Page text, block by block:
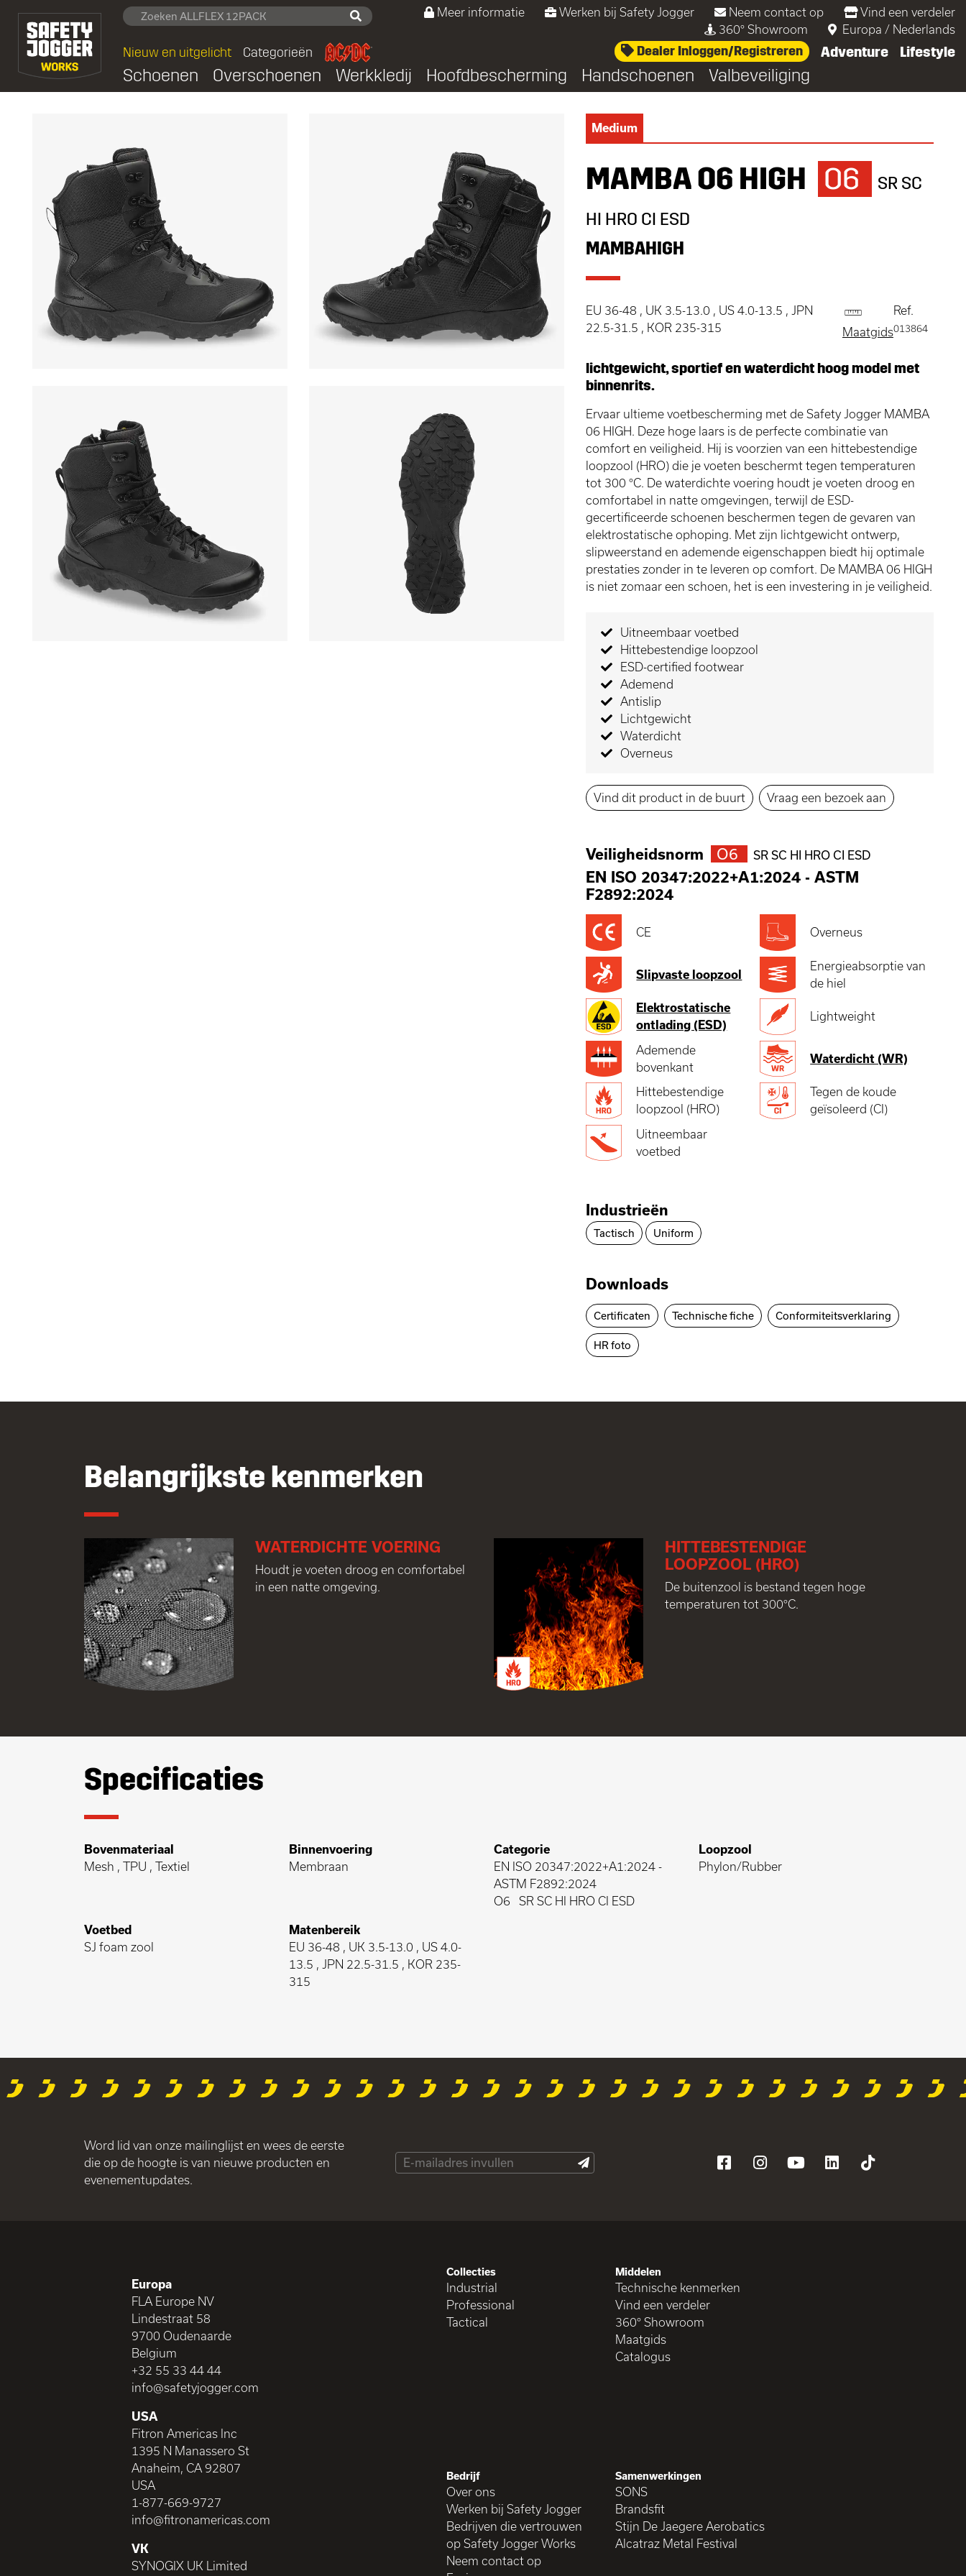
Meer informatie Werken bij Safety Jogger Neem contact op
Vind een verdeler
360° Showroom
Europa / Nederlands
Nieuw en uitgelicht Categorieën Dealer Inloggen/Registreren Adventure Lifestyle
Schoenen Overschoenen Werkkledij Hoofdbescherming Handschoenen Valbeveiliging
Medium
MAMBA O6 HIGH O6
SR SC
HI HRO CI ESD
MAMBAHIGH
EU 36-48 , UK 3.5-13.0 , US 4.0-13.5 , JPN
22.5-31.5 , KOR 235-315
Maatgids
Ref.
013864
lichtgewicht, sportief en waterdicht hoog model met
binnenrits.
Ervaar ultieme voetbescherming met de Safety Jogger MAMBA
06 HIGH. Deze hoge laars is de perfecte combinatie van
comfort en veiligheid. Hij is voorzien van een hittebestendige
loopzool (HRO) die je voeten beschermt tegen temperaturen
tot 300 °C. De waterdichte voering houdt je voeten droog en
comfortabel in natte omgevingen, terwijl de ESD-
gecertificeerde schoenen beschermen tegen de gevaren van
elektrostatische ophoping. Met zijn lichtgewicht ontwerp,
slipweerstand en ademende eigenschappen biedt hij optimale
prestaties zonder in te leveren op comfort. De MAMBA 06 HIGH
is niet zomaar een schoen, het is een investering in je veiligheid.
Uitneembaar voetbed
Hittebestendige loopzool
ESD-certified footwear
Ademend
Antislip
Lichtgewicht
Waterdicht
Overneus
Vind dit product in de buurt Vraag een bezoek aan
Veiligheidsnorm O6 SR SC HI HRO CI ESD
EN ISO 20347:2022+A1:2024 -ASTM
F2892:2024
CE Overneus
Slipvaste loopzool
Energieabsorptie van
de hiel
Elektrostatische
ontlading (ESD)
Lightweight
Ademende
bovenkant
Waterdicht (WR)
Hittebestendige
loopzool (HRO)
Tegen de koude
geïsoleerd (CI)
Uitneembaar
voetbed
Industrieën
Tactisch Uniform
Downloads
Certificaten Technische fiche Conformiteitsverklaring
HR foto
Belangrijkste kenmerken
WATERDICHTE VOERING
Houdt je voeten droog en comfortabel
in een natte omgeving.
HITTEBESTENDIGE
LOOPZOOL (HRO)
De buitenzool is bestand tegen hoge
temperaturen tot 300°C.
Specificaties
Bovenmateriaal
Mesh , TPU , Textiel
Binnenvoering
Membraan
Categorie
EN ISO 20347:2022+A1:2024 -
ASTM F2892:2024
O6
SR SC HI HRO CI ESD
Loopzool
Phylon/Rubber
Voetbed
SJ foam zool
Matenbereik
EU 36-48 , UK 3.5-13.0 , US 4.0-
13.5 , JPN 22.5-31.5 , KOR 235-
315
Word lid van onze mailinglijst en wees de eerste
die op de hoogte is van nieuwe producten en
evenementupdates.
Europa
FLA Europe NV
Lindestraat 58
9700 Oudenaarde
Belgium
+32 55 33 44 44
info@safetyjogger.com
USA
Fitron Americas Inc
1395 N Manassero St
Anaheim, CA 92807
USA
1-877-669-9727
info@fitronamericas.com
VK
SYNOGIX UK Limited
Collecties
Industrial
Professional
Tactical
Middelen
Technische kenmerken
Vind een verdeler
360° Showroom
Maatgids
Catalogus
Bedrijf
Over ons
Werken bij Safety Jogger
Bedrijven die vertrouwen
op Safety Jogger Works
Neem contact op
Samenwerkingen
SONS
Brandsfit
Stijn De Jaegere Aerobatics
Alcatraz Metal Festival